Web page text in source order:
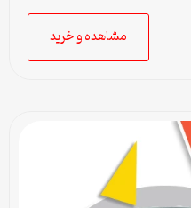
مشاهده و خرید